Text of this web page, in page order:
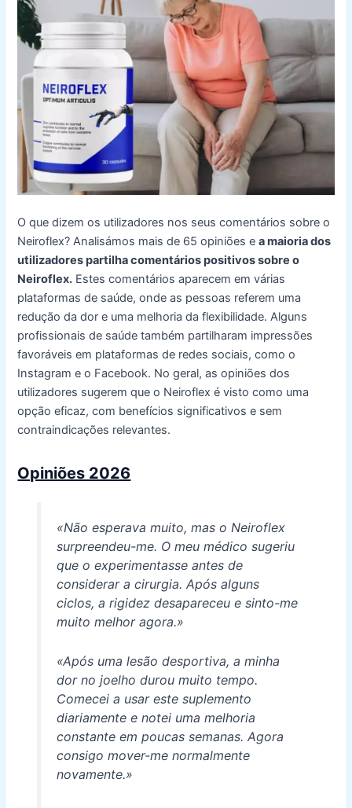
O que dizem os utilizadores nos seus comentários sobre o
Neiroflex? Analisámos mais de 65 opiniões ea maioria dos
utilizadores partilha comentários positivos sobre o
Neiroflex. Estes comentários aparecem em várias
plataformas de saúde, onde as pessoas referem uma
redução da dor e uma melhoria da flexibilidade. Alguns
profissionais de saúde também partilharam impressões
favoráveis em plataformas de redes sociais, como o
Instagram e o Facebook. No geral, as opiniões dos
utilizadores sugerem que o Neiroflex é visto como uma
opção eficaz, com benefícios significativos e sem
contraindicações relevantes.
Opiniões 2026
«Não esperava muito, mas o Neiroflex
surpreendeu-me. O meu médico sugeriu
que o experimentasse antes de
considerar a cirurgia. Após alguns
ciclos, a rigidez desapareceu e sinto-me
muito melhor agora.»
«Após uma lesão desportiva, a minha
dor no joelho durou muito tempo.
Comecei a usar este suplemento
diariamente e notei uma melhoria
constante em poucas semanas. Agora
consigo mover-me normalmente
novamente.»